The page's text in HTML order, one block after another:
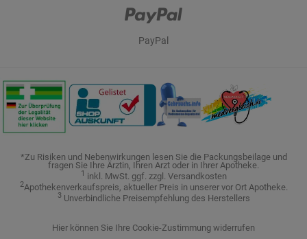
PayPal
*Zu Risiken und Nebenwirkungen lesen Sie die Packungsbeilage und
fragen Sie Ihre Ärztin, Ihren Arzt oder in Ihrer Apotheke.
1 inkl. MwSt. ggf. zzgl. Versandkosten
2Apothekenverkaufspreis, aktueller Preis in unserer vor Ort Apotheke.
3Unverbindliche Preisempfehlung des Herstellers
Hier können Sie Ihre Cookie-Zustimmung widerrufen